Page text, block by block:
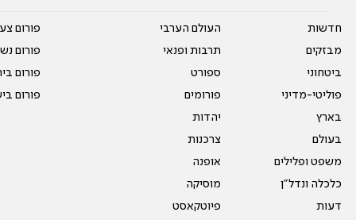
חדשות
מבזקים
ביטחוני
פוליטי-מדיני
בארץ
בעולם
משפט ופלילים
כלכלה ונדל"ן
דעות
העולם הערבי
תרבות ופנאי
ספורט
פורומים
יהדות
צרכנות
אופנה
מוסיקה
פיוטקאסט
פורום
פורום
פורום
פורום